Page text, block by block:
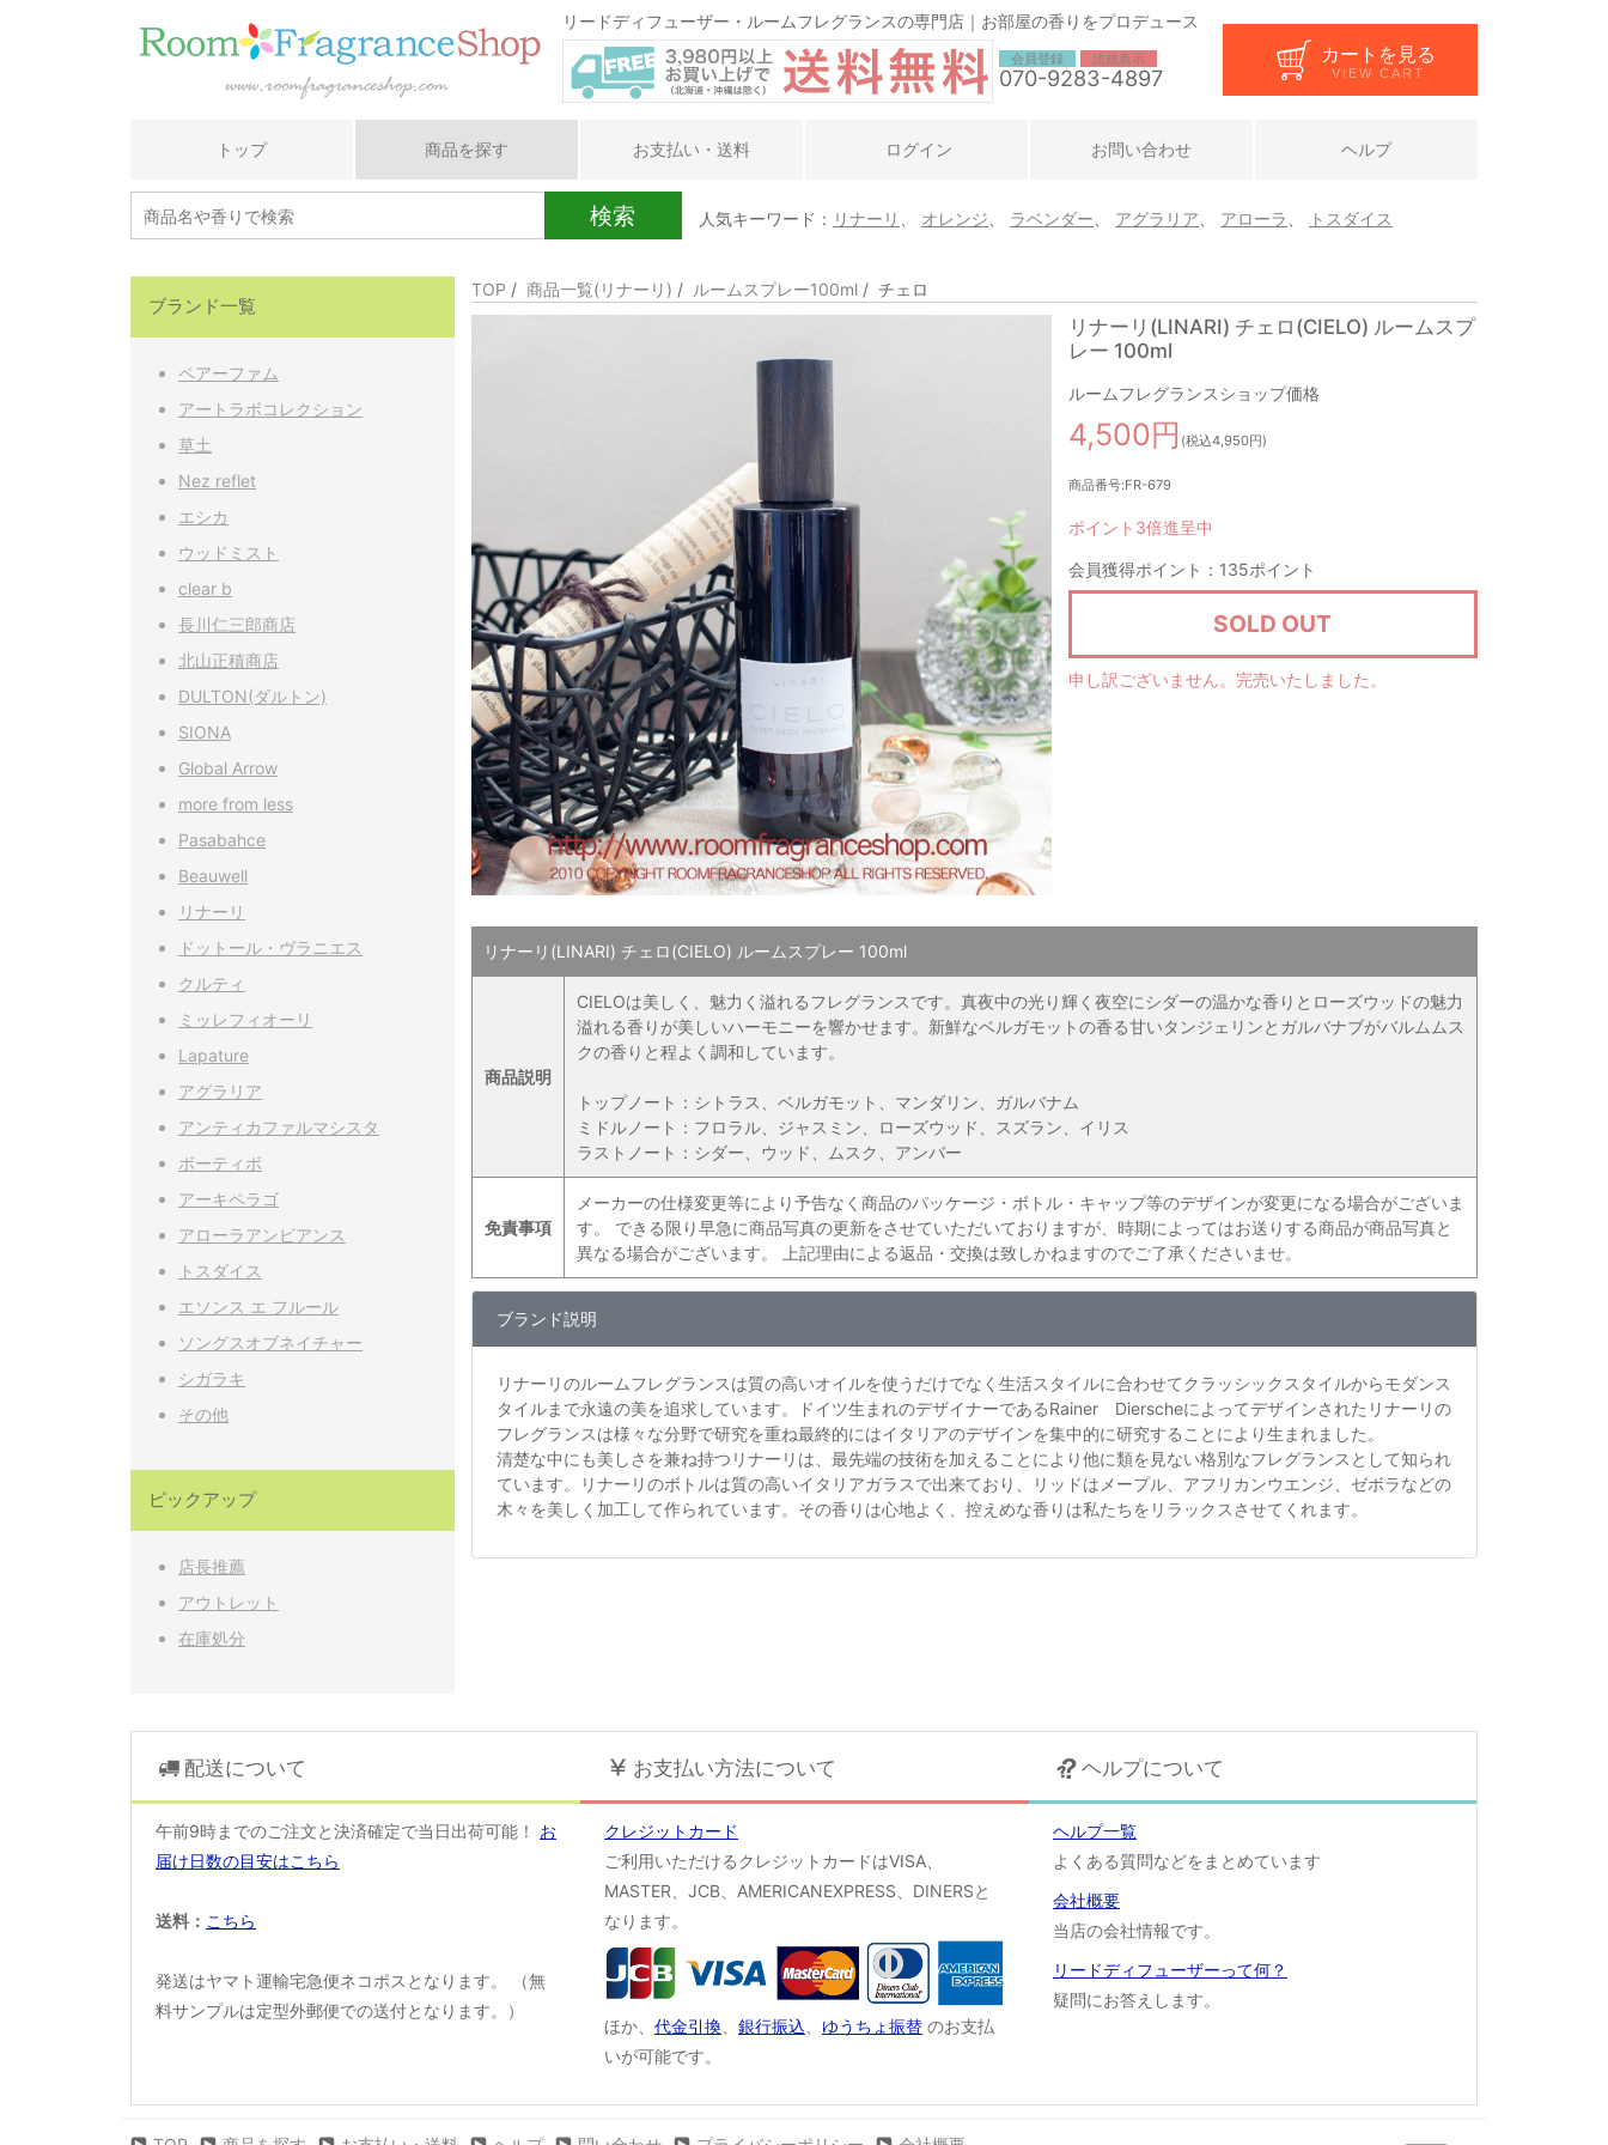
リードディフューザー・ルームフレグランスの専門店｜お部屋の香りをプロデュース
会員登録 法規表示
070-9283-4897
カートを見る
VIEW CART
トップ 商品を探す お支払い・送料 ログイン お問い合わせ ヘルプ
検索 人気キーワード： リナーリ オレンジ ラベンダー アグラリア アローラ トスダイス
TOP / 商品一覧(リナーリ) / ルームスプレー100ml / チェロ
リナーリ(LINARI) チェロ(CIELO) ルームスプ
レー 100ml
ルームフレグランスショップ価格
4,500円 (税込4,950円)
商品番号:FR-679
ポイント3倍進呈中
会員獲得ポイント：135ポイント
SOLD OUT
申し訳ございません。完売いたしました。
リナーリ(LINARI) チェロ(CIELO) ルームスプレー 100ml
商品説明
CIELOは美しく、魅力く溢れるフレグランスです。真夜中の光り輝く夜空にシダーの温かな香りとローズウッドの魅力
溢れる香りが美しいハーモニーを響かせます。新鮮なベルガモットの香る甘いタンジェリンとガルバナブがバルムムス
クの香りと程よく調和しています。
トップノート：シトラス、ベルガモット、マンダリン、ガルバナム
ミドルノート：フロラル、ジャスミン、ローズウッド、スズラン、イリス
ラストノート：シダー、ウッド、ムスク、アンバー
免責事項
メーカーの仕様変更等により予告なく商品のパッケージ・ボトル・キャップ等のデザインが変更になる場合がございま
す。 できる限り早急に商品写真の更新をさせていただいておりますが、時期によってはお送りする商品が商品写真と
異なる場合がございます。 上記理由による返品・交換は致しかねますのでご了承くださいませ。
ブランド説明
リナーリのルームフレグランスは質の高いオイルを使うだけでなく生活スタイルに合わせてクラッシックスタイルからモダンス
タイルまで永遠の美を追求しています。ドイツ生まれのデザイナーであるRainer Dierscheによってデザインされたリナーリの
フレグランスは様々な分野で研究を重ね最終的にはイタリアのデザインを集中的に研究することにより生まれました。
清楚な中にも美しさを兼ね持つリナーリは、最先端の技術を加えることにより他に類を見ない格別なフレグランスとして知られ
ています。リナーリのボトルは質の高いイタリアガラスで出来ており、リッドはメープル、アフリカンウエンジ、ゼボラなどの
木々を美しく加工して作られています。その香りは心地よく、控えめな香りは私たちをリラックスさせてくれます。
ブランド一覧
ペアーファム
アートラボコレクション
草土
Nez reflet
エシカ
ウッドミスト
clear b
長川仁三郎商店
北山正積商店
DULTON(ダルトン)
SIONA
Global Arrow
more from less
Pasabahce
Beauwell
リナーリ
ドットール・ヴラニエス
クルティ
ミッレフィオーリ
Lapature
アグラリア
アンティカファルマシスタ
ボーティボ
アーキペラゴ
アローラアンビアンス
トスダイス
エソンス エ フルール
ソングスオブネイチャー
シガラキ
その他
ピックアップ
店長推薦
アウトレット
在庫処分
配送について
午前9時までのご注文と決済確定で当日出荷可能！ お
届け日数の目安はこちら
送料： こちら
発送はヤマト運輸宅急便ネコポスとなります。 （無
料サンプルは定型外郵便での送付となります。）
お支払い方法について
クレジットカード
ご利用いただけるクレジットカードはVISA、
MASTER、JCB、AMERICANEXPRESS、DINERSと
なります。
ほか、 代金引換 銀行振込 ゆうちょ振替 のお支払
いが可能です。
ヘルプについて
ヘルプ一覧
よくある質問などをまとめています
会社概要
当店の会社情報です。
リードディフューザーって何？
疑問にお答えします。